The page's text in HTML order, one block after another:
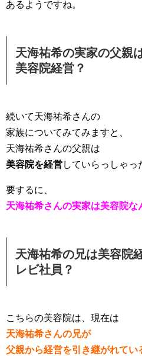
あるようですね。
天海祐希の実家の父親
美容院経営？
続いて天海祐希さんの
家族についてみてみますと、
天海祐希さんの父親は
美容院を経営していらっしゃっ
要するに、
天海祐希さんの実家は美容院な
天海祐希の兄は美容院
レビ社員？
こちらの美容院は、現在は
天海祐希さんの兄が
父親から経営を引き継がれてい